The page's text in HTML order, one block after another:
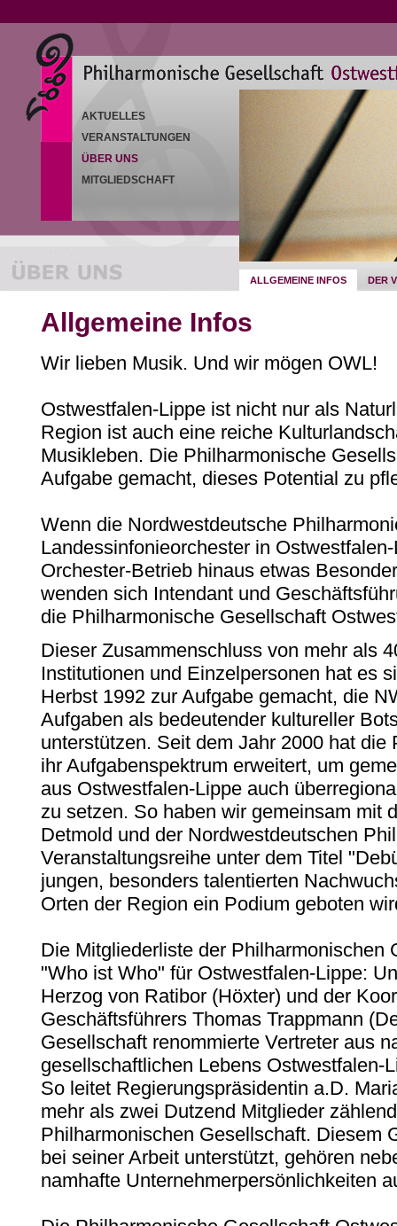
AKTUELLES
VERANSTALTUNGEN
ÜBER UNS
MITGLIEDSCHAFT
ALLGEMEINE INFOS DER
Allgemeine Infos
Wir lieben Musik. Und wir mögen OWL!
Ostwestfalen-Lippe ist nicht nur als
Region ist auch eine reiche
Musikleben. Die Philharmonische
Aufgabe gemacht, dieses Potential zu
Wenn die Nordwestdeutsche
Landessinfonieorchester in
Orchester-Betrieb hinaus etwas
wenden sich Intendant und
die Philharmonische Gesellschaft
Dieser Zusammenschluss von mehr als
Institutionen und Einzelpersonen hat es
Herbst 1992 zur Aufgabe gemacht, die
Aufgaben als bedeutender kultureller
unterstützen. Seit dem Jahr 2000 hat
ihr Aufgabenspektrum erweitert, um
aus Ostwestfalen-Lippe auch
zu setzen. So haben wir gemeinsam mit
Detmold und der Nordwestdeutschen
Veranstaltungsreihe unter dem Titel
jungen, besonders talentierten
Orten der Region ein Podium geboten
Die Mitgliederliste der Philharmonischen
"Who ist Who" für Ostwestfalen-Lippe:
Herzog von Ratibor (Höxter) und der
Geschäftsführers Thomas Trappmann
Gesellschaft renommierte Vertreter aus
gesellschaftlichen Lebens Ostwestfalen-
So leitet Regierungspräsidentin a.D.
mehr als zwei Dutzend Mitglieder
Philharmonischen Gesellschaft. Diesem
bei seiner Arbeit unterstützt, gehören
namhafte Unternehmerpersönlichkeiten